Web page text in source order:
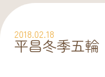
2018.02.18
平昌冬季五